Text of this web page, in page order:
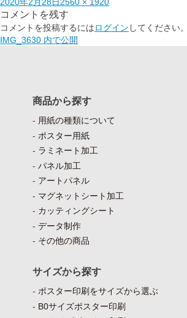
2020年2月28日2560 × 1920
コメントを残す
コメントを投稿するにはログイン してください。
IMG_3630 内で公開
商品から探す
用紙の種類について
ポスター用紙
ラミネート加工
パネル加工
アートパネル
マグネットシート加工
カッティングシート
データ制作
その他の商品
サイズから探す
ポスター印刷をサイズから選ぶ
B0サイズポスター印刷